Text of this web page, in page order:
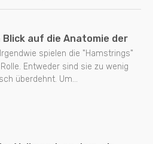
Blick auf die Anatomie der
Irgendwie spielen die "Hamstrings"
Entweder sind sie zu wenig
überdehnt. Um...